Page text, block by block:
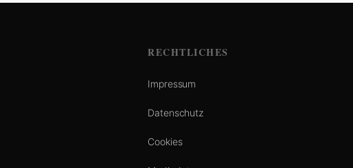
RECHTLICHES
Impressum
Datenschutz
Cookies